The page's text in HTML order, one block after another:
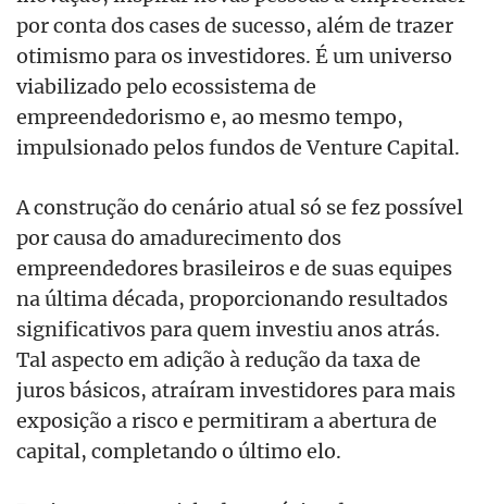
por conta dos cases de sucesso, além de trazer
otimismo para os investidores. É um universo
viabilizado pelo ecossistema de
empreendedorismo e, ao mesmo tempo,
impulsionado pelos fundos de Venture Capital.
A construção do cenário atual só se fez possível
por causa do amadurecimento dos
empreendedores brasileiros e de suas equipes
na última década, proporcionando resultados
significativos para quem investiu anos atrás.
Tal aspecto em adição à redução da taxa de
juros básicos, atraíram investidores para mais
exposição a risco e permitiram a abertura de
capital, completando o último elo.